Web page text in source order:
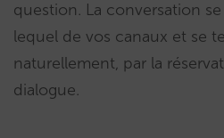
question. La conversation
lequel de vos canaux et se
naturellement, par la
dialogue.